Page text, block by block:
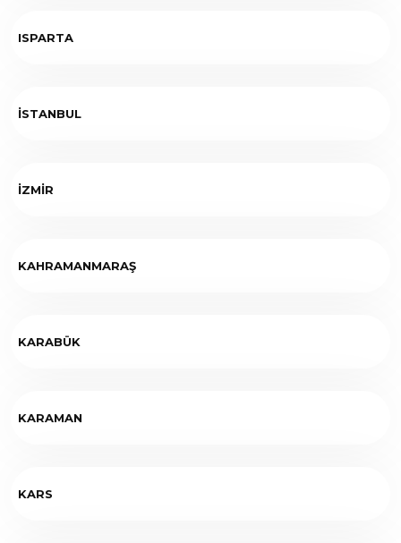
ISPARTA
İSTANBUL
İZMİR
KAHRAMANMARAŞ
KARABÜK
KARAMAN
KARS